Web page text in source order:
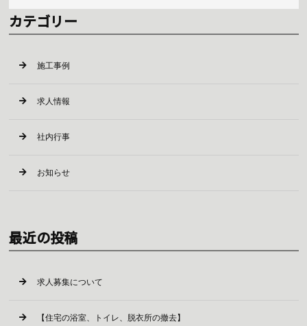
カテゴリー
施工事例
求人情報
社内行事
お知らせ
最近の投稿
求人募集について
【住宅の浴室、トイレ、脱衣所の撤去】